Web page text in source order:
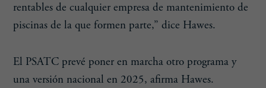
rentables de cualquier empresa de mantenimiento de
piscinas de la que formen parte,” dice Hawes.
El PSATC prevé poner en marcha otro programa y
una versión nacional en 2025, afirma Hawes.